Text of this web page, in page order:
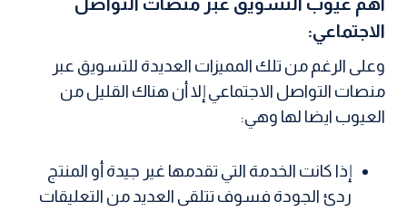
الاجتماعي:
وعلى الرغم من تلك المميزات العديدة للتسويق عبر
منصات التواصل الاجتماعي إلا أن هناك القليل من
العيوب ايضا لها وهي:
إذا كانت الخدمة التي تقدمها غير جيدة أو المنتج
ردئ الجودة فسوف تتلقى العديد من التعليقات